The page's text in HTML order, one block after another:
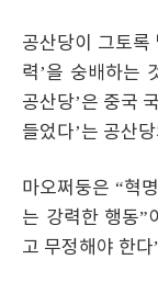
공산당이 그토록
력’을 숭배하는
공산당’은 중국
들었다’는 공산
마오쩌둥은 “혁
는 강력한 행동”
고 무정해야 한